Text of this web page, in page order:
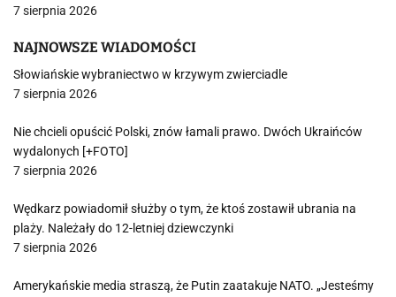
7 sierpnia 2026
NAJNOWSZE WIADOMOŚCI
Słowiańskie wybraniectwo w krzywym zwierciadle
7 sierpnia 2026
Nie chcieli opuścić Polski, znów łamali prawo. Dwóch Ukraińców
wydalonych [+FOTO]
7 sierpnia 2026
Wędkarz powiadomił służby o tym, że ktoś zostawił ubrania na
plaży. Należały do 12-letniej dziewczynki
7 sierpnia 2026
Amerykańskie media straszą, że Putin zaatakuje NATO. „Jesteśmy